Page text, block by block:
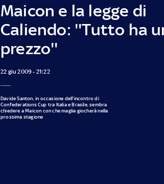
Maicon e la legge di
Caliendo: ''Tutto ha
prezzo''
22 giu 2009 - 21:22
Davide Santon, in occasione dell'incontro di
Confederations Cup tra Italia e Brasile, sembra
chiedere a Maicon con che maglia giocherà nella
prossima stagione